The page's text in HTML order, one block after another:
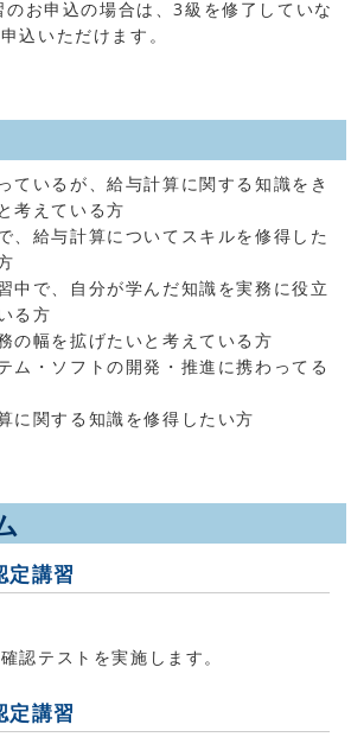
お申込の場合は、3級を修了していな
込いただけます。
ているが、給与計算に関する知識をき
考えている方
、給与計算についてスキルを修得した
中で、自分が学んだ知識を実務に役立
る方
の幅を拡げたいと考えている方
ム・ソフトの開発・推進に携わってる
に関する知識を修得したい方
定講習
認テストを実施します。
定講習